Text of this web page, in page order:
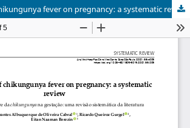
The impact of chikungunya fever on pregnancy: a systematic review / Impactos da febre da chikungunya na gestação: uma revisão sistemática da literatura